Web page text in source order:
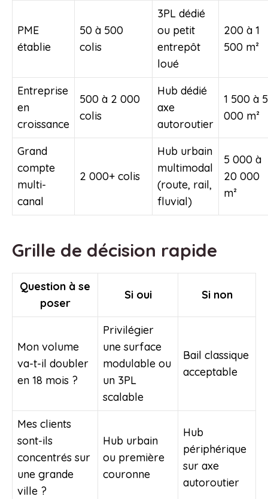
PME
établie
50 à 500
colis
3PL dédié
ou petit
entrepôt
loué
200 à 1
500 m²
Entreprise
en
croissance
500 à 2 000
colis
Hub dédié
axe
autoroutier
1 500 à 5
000 m²
Grand
compte
multi-
canal
2 000+ colis
Hub urbain
multimodal
(route, rail,
fluvial)
5 000 à
20 000
m²
Grille de décision rapide
Question à se
poser
Si oui Si non
Mon volume
va-t-il doubler
en 18 mois ?
Privilégier
une surface
modulable ou
un 3PL
scalable
Bail classique
acceptable
Mes clients
sont-ils
concentrés sur
une grande
ville ?
Hub urbain
ou première
couronne
Hub
périphérique
sur axe
autoroutier